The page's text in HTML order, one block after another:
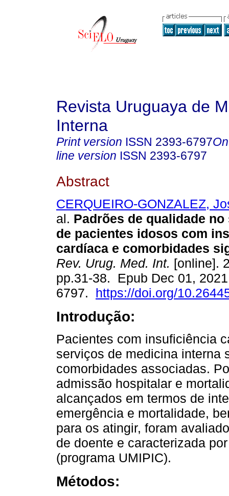
Revista Uruguaya de
Interna
Print version ISSN 2393-6797
line version ISSN 2393-6797
Abstract
CERQUEIRO-GONZALEZ,
al. Padrões de qualidade
de pacientes idosos com
cardíaca e comorbidades
Rev. Urug. Med. Int. [online].
pp.31-38. Epub Dec 01,
6797. https://doi.org/
Introdução:
Pacientes com insuficiência
serviços de medicina interna
comorbidades associadas.
admissão hospitalar e
alcançados em termos de
emergência e mortalidade,
para os atingir, foram
de doente e caracterizada
(programa UMIPIC).
Métodos: